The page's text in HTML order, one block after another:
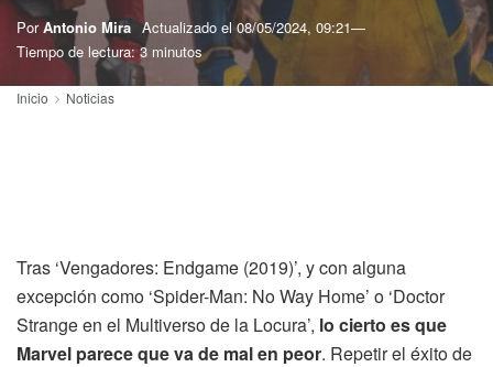
Por Antonio Mira Actualizado el08/05/2024, 09:21
Tiempo de lectura: 3 minutos
Inicio Noticias
Tras ‘Vengadores: Endgame (2019)’, y con alguna
excepción como ‘Spider-Man: No Way Home’ o ‘Doctor
Strange en el Multiverso de la Locura’, lo cierto es que
Marvel parece que va de mal en peor. Repetir el éxito de